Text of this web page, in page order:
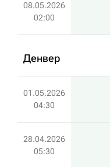
08.05.2026
02:00
Денвер
01.05.2026
04:30
28.04.2026
05:30